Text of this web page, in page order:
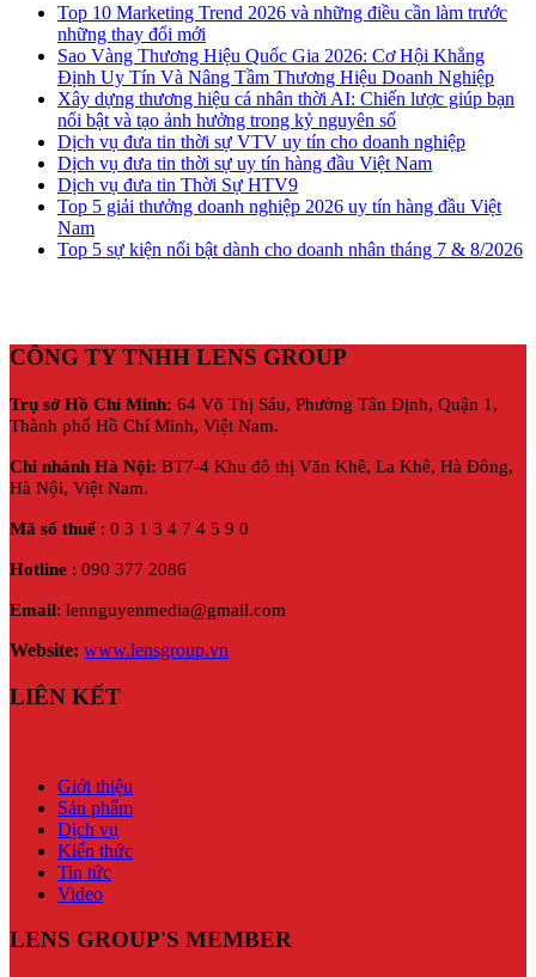
Top 10 Marketing Trend 2026 và những điều cần làm trước
những thay đổi mới
Sao Vàng Thương Hiệu Quốc Gia 2026: Cơ Hội Khẳng
Định Uy Tín Và Nâng Tầm Thương Hiệu Doanh Nghiệp
Xây dựng thương hiệu cá nhân thời AI: Chiến lược giúp bạn
nổi bật và tạo ảnh hưởng trong kỷ nguyên số
Dịch vụ đưa tin thời sự VTV uy tín cho doanh nghiệp
Dịch vụ đưa tin thời sự uy tín hàng đầu Việt Nam
Dịch vụ đưa tin Thời Sự HTV9
Top 5 giải thưởng doanh nghiệp 2026 uy tín hàng đầu Việt
Nam
Top 5 sự kiện nổi bật dành cho doanh nhân tháng 7 & 8/2026
CÔNG TY TNHH LENS GROUP
Trụ sở Hồ Chí Minh: 64 Võ Thị Sáu, Phường Tân Định, Quận 1,
Thành phố Hồ Chí Minh, Việt Nam.
Chi nhánh Hà Nội: BT7-4 Khu đô thị Văn Khê, La Khê, Hà Đông,
Hà Nội, Việt Nam.
Mã số thuế: 0 3 1 3 4 7 4 5 9 0
Hotline : 090 377 2086
Email: lennguyenmedia@gmail.com
Website: www.lensgroup.vn
LIÊN KẾT
Giới thiệu
Sản phẩm
Dịch vụ
Kiến thức
Tin tức
Video
LENS GROUP'S MEMBER